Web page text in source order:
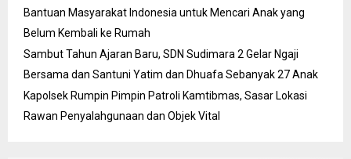
Bantuan Masyarakat Indonesia untuk Mencari Anak yang
Belum Kembali ke Rumah
Sambut Tahun Ajaran Baru, SDN Sudimara 2 Gelar Ngaji
Bersama dan Santuni Yatim dan Dhuafa Sebanyak 27 Anak
Kapolsek Rumpin Pimpin Patroli Kamtibmas, Sasar Lokasi
Rawan Penyalahgunaan dan Objek Vital